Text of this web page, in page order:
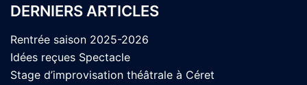
DERNIERS ARTICLES
Rentrée saison 2025-2026
Idées reçues Spectacle
Stage d’improvisation théâtrale à Céret